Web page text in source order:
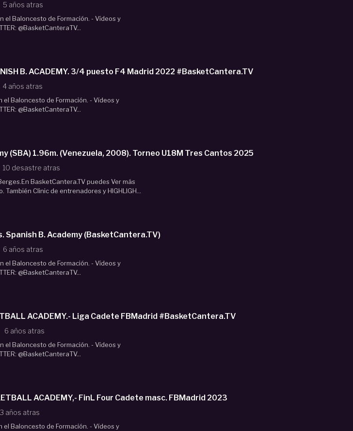
5 años atras
Baloncesto de Formación. - Vídeos y
@BasketCanteraTV...
vs SPANISH B. ACADEMY. 3/4 puesto F4 Madrid 2022 #BasketCantera.TV
4 años atras
Baloncesto de Formación. - Vídeos y
@BasketCanteraTV...
(SBA) 1.96m. (Venezuela, 2008). Torneo U18M Tres Cantos 2025
10 desastre atras
BasketCantera.TV puedes Ver más
Clinic de entrenadores y HIGHLIGH...
Spanish B. Academy (BasketCantera.TV)
6 años atras
Baloncesto de Formación. - Vídeos y
@BasketCanteraTV...
U16M - CB ZENTRO vs SPANISH BASKETBALL ACADEMY.- Liga Cadete FBMadrid #BasketCantera.TV
6 años atras
Baloncesto de Formación. - Vídeos y
@BasketCanteraTV...
ACADEMY,- FinL Four Cadete masc. FBMadrid 2023
3 años atras
Baloncesto de Formación. - Vídeos y